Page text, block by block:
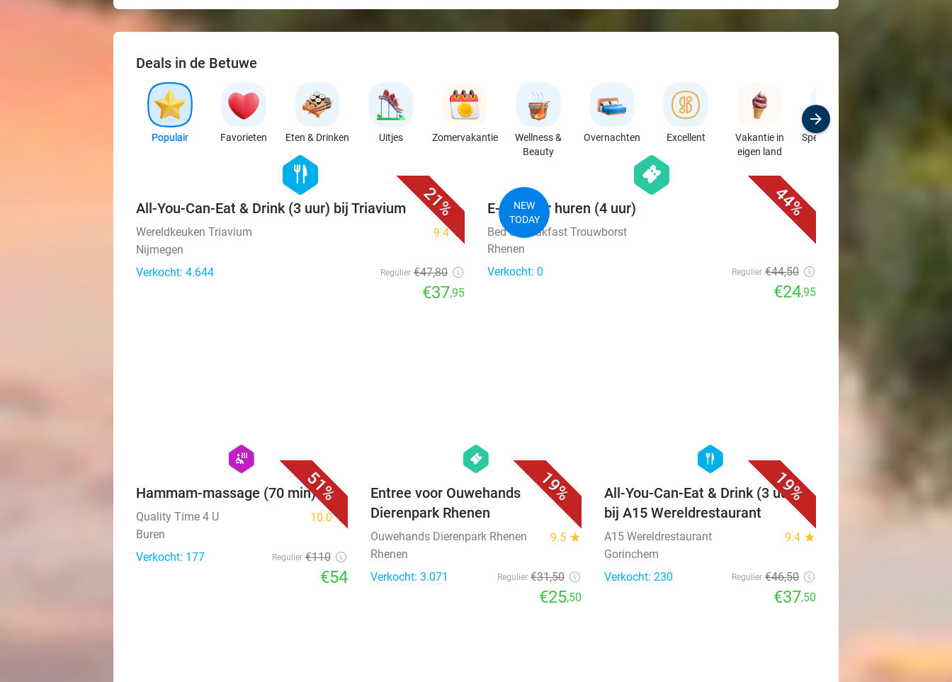
Deals in de Betuwe
Populair Favorieten Eten & Drinken Uitjes Zomervakantie
Wellness &
Beauty
Overnachten Excellent
Vakantie in
eigen land
Speciaalzaken
21%
hexagon
food
All-You-Can-Eat & Drink (3 uur) bij Triavium
Wereldkeuken Triavium 9.4star
Nijmegen
Verkocht: 4.644
Regulier €47,80
€37,95
44%
NEW
TODAY
hexagon
events
E-chopper huren (4 uur)
Bed & Breakfast Trouwborst
Rhenen
Verkocht: 0
Regulier €44,50
€24,95
51%
hexagon
wellness
Hammam-massage (70 min)
Quality Time 4 U 10.0star
Buren
Verkocht: 177
Regulier €110
€54
19%
hexagon
events
Entree voor Ouwehands
Dierenpark Rhenen
Ouwehands Dierenpark Rhenen 9.5 star
Rhenen
Verkocht: 3.071
Regulier €31,50
€25,50
19%
hexagon
food
All-You-Can-Eat & Drink (3 uur)
bij A15 Wereldrestaurant
A15 Wereldrestaurant 9.4 star
Gorinchem
Verkocht: 230
Regulier €46,50
€37,50